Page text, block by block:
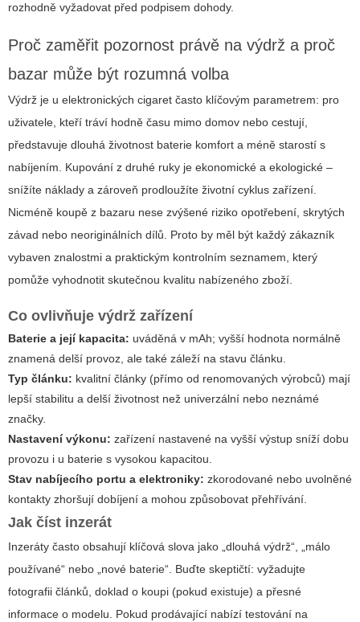
rozhodně vyžadovat před podpisem dohody.
Proč zaměřit pozornost právě na výdrž a proč
bazar může být rozumná volba
Výdrž je u elektronických cigaret často klíčovým parametrem: pro
uživatele, kteří tráví hodně času mimo domov nebo cestují,
představuje dlouhá životnost baterie komfort a méně starostí s
nabíjením. Kupování z druhé ruky je ekonomické a ekologické –
snížíte náklady a zároveň prodloužíte životní cyklus zařízení.
Nicméně koupě z bazaru nese zvýšené riziko opotřebení, skrytých
závad nebo neoriginálních dílů. Proto by měl být každý zákazník
vybaven znalostmi a praktickým kontrolním seznamem, který
pomůže vyhodnotit skutečnou kvalitu nabízeného zboží.
Co ovlivňuje výdrž zařízení
Baterie a její kapacita: uváděná v mAh; vyšší hodnota normálně
znamená delší provoz, ale také záleží na stavu článku.
Typ článku: kvalitní články (přímo od renomovaných výrobců) mají
lepší stabilitu a delší životnost než univerzální nebo neznámé
značky.
Nastavení výkonu: zařízení nastavené na vyšší výstup sníží dobu
provozu i u baterie s vysokou kapacitou.
Stav nabíjecího portu a elektroniky: zkorodované nebo uvolněné
kontakty zhoršují dobíjení a mohou způsobovat přehřívání.
Jak číst inzerát
Inzeráty často obsahují klíčová slova jako „dlouhá výdrž“, „málo
používané“ nebo „nové baterie“. Buďte skeptičtí: vyžadujte
fotografii článků, doklad o koupi (pokud existuje) a přesné
informace o modelu. Pokud prodávající nabízí testování na